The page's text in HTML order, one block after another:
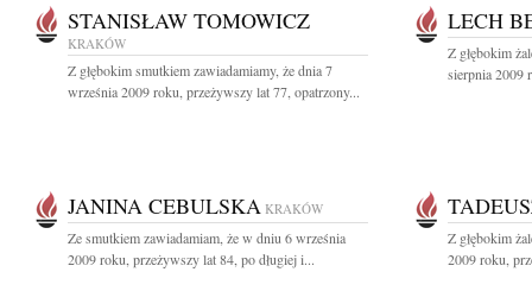
STANISŁAW TOMOWICZ
KRAKÓW
Z głębokim smutkiem zawiadamiamy, że dnia 7
września 2009 roku, przeżywszy lat 77, opatrzony...
LECH
Z głębokim
sierpnia 2009
JANINA CEBULSKA KRAKÓW
Ze smutkiem zawiadamiam, że w dniu 6 września
2009 roku, przeżywszy lat 84, po długiej i...
Z głębokim
2009 roku,